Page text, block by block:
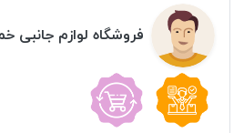
فروشگاه لوازم جانبی